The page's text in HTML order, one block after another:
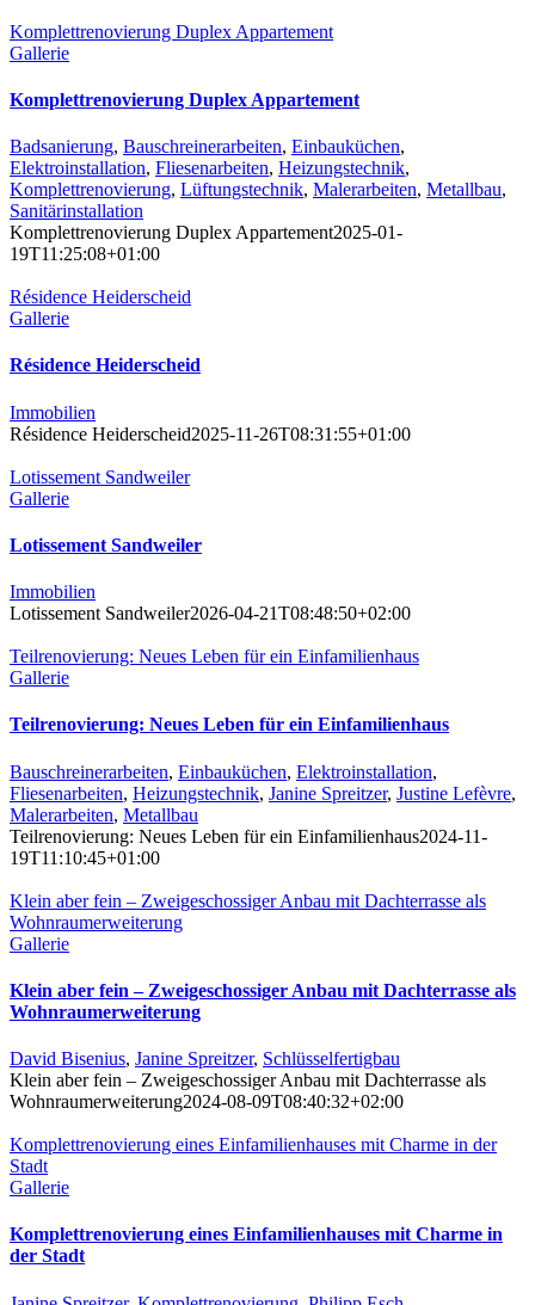
Komplettrenovierung Duplex Appartement
Gallerie
Komplettrenovierung Duplex Appartement
Badsanierung, Bauschreinerarbeiten, Einbauküchen,
Elektroinstallation, Fliesenarbeiten, Heizungstechnik,
Komplettrenovierung, Lüftungstechnik, Malerarbeiten, Metallbau,
Sanitärinstallation
Komplettrenovierung Duplex Appartement2025-01-
19T11:25:08+01:00
Résidence Heiderscheid
Gallerie
Résidence Heiderscheid
Immobilien
Résidence Heiderscheid2025-11-26T08:31:55+01:00
Lotissement Sandweiler
Gallerie
Lotissement Sandweiler
Immobilien
Lotissement Sandweiler2026-04-21T08:48:50+02:00
Teilrenovierung: Neues Leben für ein Einfamilienhaus
Gallerie
Teilrenovierung: Neues Leben für ein Einfamilienhaus
Bauschreinerarbeiten, Einbauküchen, Elektroinstallation,
Fliesenarbeiten, Heizungstechnik, Janine Spreitzer, Justine Lefèvre,
Malerarbeiten, Metallbau
Teilrenovierung: Neues Leben für ein Einfamilienhaus2024-11-
19T11:10:45+01:00
Klein aber fein – Zweigeschossiger Anbau mit Dachterrasse als
Wohnraumerweiterung
Gallerie
Klein aber fein – Zweigeschossiger Anbau mit Dachterrasse als
Wohnraumerweiterung
David Bisenius, Janine Spreitzer, Schlüsselfertigbau
Klein aber fein – Zweigeschossiger Anbau mit Dachterrasse als
Wohnraumerweiterung2024-08-09T08:40:32+02:00
Komplettrenovierung eines Einfamilienhauses mit Charme in der
Stadt
Gallerie
Komplettrenovierung eines Einfamilienhauses mit Charme in
der Stadt